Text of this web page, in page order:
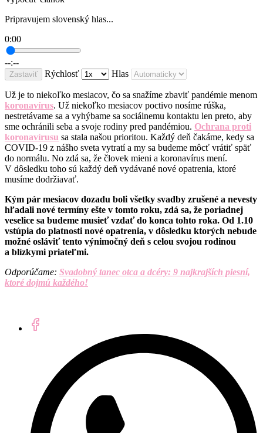
Pripravujem slovenský hlas...
0:00
--:--
Zastaviť Rýchlosť Hlas
Už je to niekoľko mesiacov, čo sa snažíme zbaviť pandémie menom
koronavírus. Už niekoľko mesiacov poctivo nosíme rúška,
nestretávame sa a vyhýbame sa sociálnemu kontaktu len preto, aby
sme ochránili seba a svoje rodiny pred pandémiou. Ochrana proti
koronavírusu sa stala našou prioritou. Každý deň čakáme, kedy sa
COVID-19 z nášho sveta vytratí a my sa budeme môcť vrátiť späť
do normálu. No zdá sa, že človek mieni a koronavírus mení.
V dôsledku toho sú každý deň vydávané nové opatrenia, ktoré
musíme dodržiavať.
Kým pár mesiacov dozadu boli všetky svadby zrušené a nevesty
hľadali nové termíny ešte v tomto roku, zdá sa, že poriadnej
veselice sa budeme musieť vzdať do konca tohto roka. Od 1.10
vstúpia do platnosti nové opatrenia, v dôsledku ktorých nebude
možné osláviť tento výnimočný deň s celou svojou rodinou
a blízkymi priateľmi.
Odporúčame: Svadobný tanec otca a dcéry: 9 najkrajších piesní,
ktoré dojmú každého!